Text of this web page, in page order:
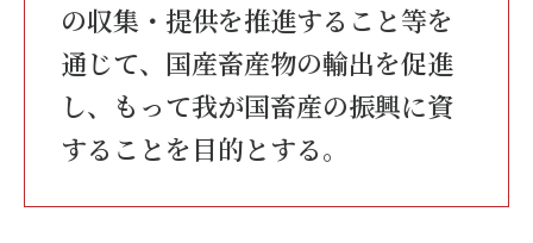
の収集・提供を推進すること等を
通じて、国産畜産物の輸出を促進
し、もって我が国畜産の振興に資
することを目的とする。